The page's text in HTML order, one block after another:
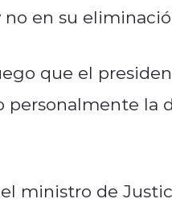
en su
que el
la
ministro de